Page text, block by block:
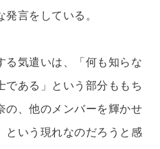
言をしている。
る気遣いは、「何も知らな
である」という部分ももち
の、他のメンバーを輝かせ
という現れなのだろうと感